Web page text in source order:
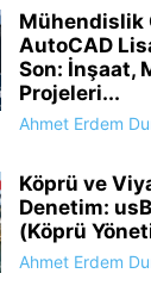
Mühendislik
AutoCAD
Son: İnşaat,
Projeleri...
Ahmet Erdem
Köprü ve
Denetim:
(Köprü
Ahmet Erdem